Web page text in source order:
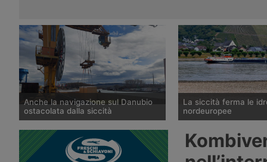
Anche la navigazione sul Danubio
ostacolata dalla siccità
La portata del Danubio è scesa ai
minimi dal 1996 tra Romania,
Ungheria e Serbia, bloccando la
La siccità ferma le
nordeuropee
eguagliato il minimo